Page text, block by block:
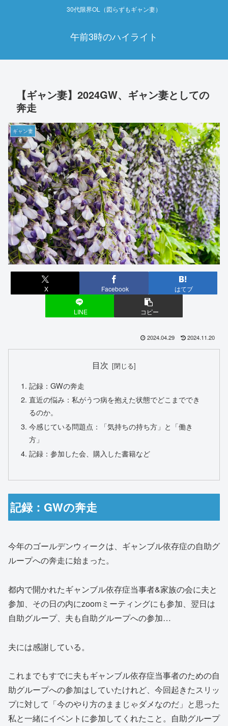
30代限界OL（図らずもギャン妻）
午前3時のハイライト
【ギャン妻】2024GW、ギャン妻としての
奔走
ギャン妻
X Facebook はてブ
LINE コピー
2024.04.29 2024.11.20
目次
記録：GWの奔走
直近の悩み：私がうつ病を抱えた状態でどこまででき
るのか。
今感じている問題点：「気持ちの持ち方」と「働き
方」
記録：参加した会、購入した書籍など
記録：GWの奔走
今年のゴールデンウィークは、ギャンブル依存症の自助グ
ループへの奔走に始まった。
都内で開かれたギャンブル依存症当事者&家族の会に夫と
参加、その日の内にzoomミーティングにも参加、翌日は
自助グループ、夫も自助グループへの参加…
夫には感謝している。
これまでもすでに夫もギャンブル依存症当事者のための自
助グループへの参加はしていたけれど、今回起きたスリッ
プに対して「今のやり方のままじゃダメなのだ」と思った
私と一緒にイベントに参加してくれたこと。自助グループ